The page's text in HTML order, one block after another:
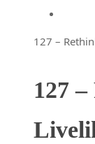
Startseite
127 –
127